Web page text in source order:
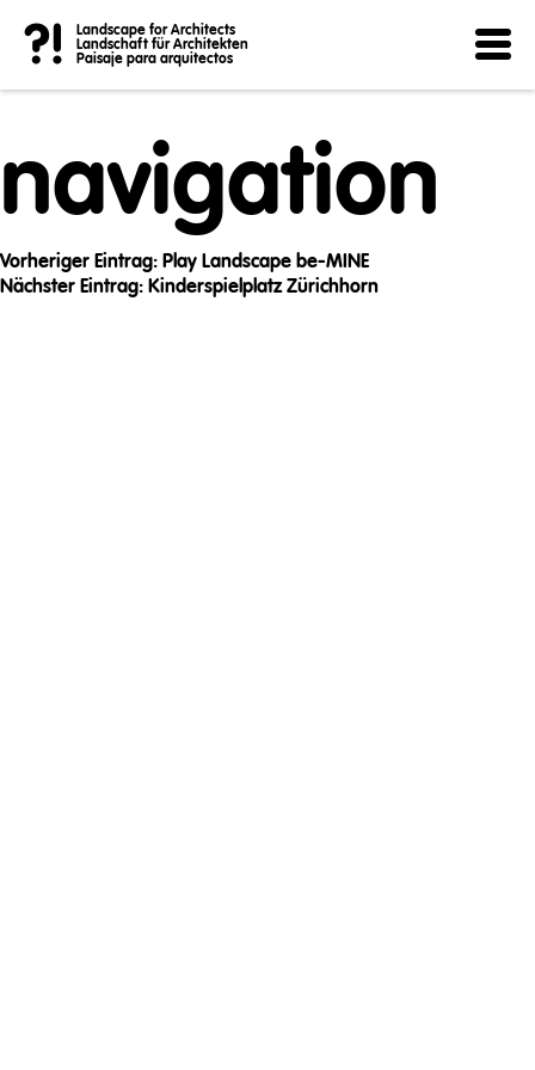
?!
Landscape for Architects
Landschaft für Architekten
Paisaje para arquitectos
Post
navigation
Vorheriger Eintrag: Play Landscape be-MINE
Nächster Eintrag: Kinderspielplatz Zürichhorn